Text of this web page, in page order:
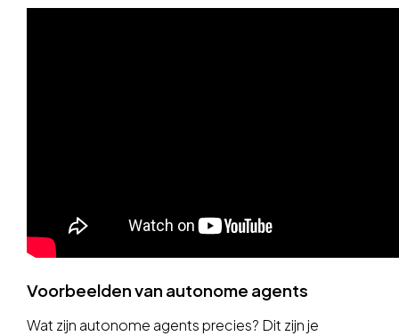
Voorbeelden van autonome agents
Wat zijn autonome agents precies? Dit zijn je